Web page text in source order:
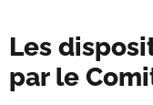
Les
par le